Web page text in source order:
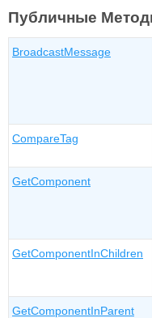
Публичные
BroadcastMessage
CompareTag
GetComponent
GetComponentInChildren
GetComponentInParent